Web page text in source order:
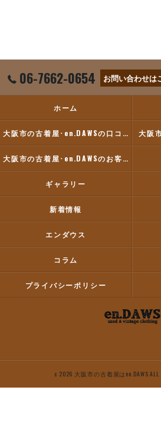
06-7662-0654 お問い合わせは
ホーム
大阪市の古着屋･en.DAWSの口コミ情報 大阪
大阪市の古着屋･en.DAWSのお客様の声
ギャラリー
新着情報
エンダウス
コラム
プライバシーポリシー
c 2026 大阪市の古着屋はen.DAWS ALL